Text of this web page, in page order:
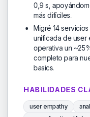
0,9 s,
más difíciles.
Migré 14
unificada de user
operativa un
completo para
basics.
HABILIDADES
user empathy